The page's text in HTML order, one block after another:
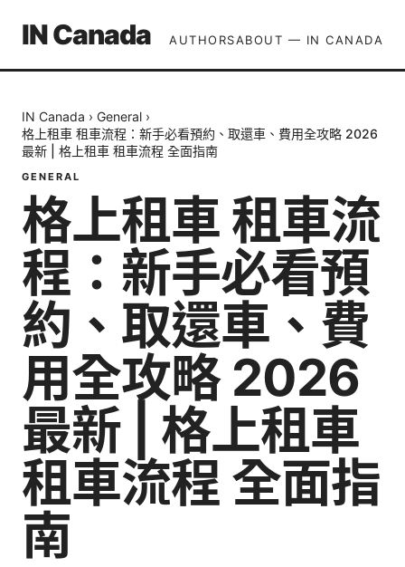
IN Canada AUTHORSABOUT — IN CANADA
IN Canada › General ›
格上租車 租車流程：新手必看預約、取還車、費用全攻略 2026
最新 | 格上租車 租車流程 全面指南
GENERAL
格上租車 租車流
程：新手必看預
約、取還車、費
用全攻略 2026
最新 | 格上租車
租車流程 全面指
南